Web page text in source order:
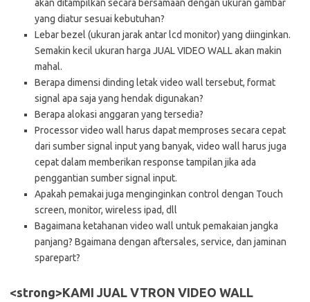
akan ditampilkan secara bersamaan dengan ukuran gambar
yang diatur sesuai kebutuhan?
Lebar bezel (ukuran jarak antar lcd monitor) yang diinginkan.
Semakin kecil ukuran harga JUAL VIDEO WALL akan makin
mahal.
Berapa dimensi dinding letak video wall tersebut, format
signal apa saja yang hendak digunakan?
Berapa alokasi anggaran yang tersedia?
Processor video wall harus dapat memproses secara cepat
dari sumber signal input yang banyak, video wall harus juga
cepat dalam memberikan response tampilan jika ada
penggantian sumber signal input.
Apakah pemakai juga menginginkan control dengan Touch
screen, monitor, wireless ipad, dll
Bagaimana ketahanan video wall untuk pemakaian jangka
panjang? Bgaimana dengan aftersales, service, dan jaminan
sparepart?
<strong>KAMI JUAL VTRON VIDEO WALL